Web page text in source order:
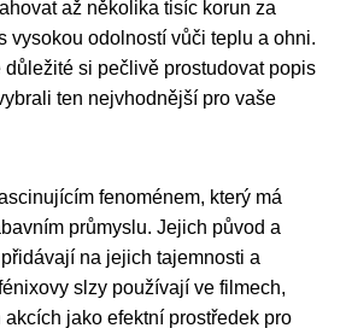
až několika tisíc korun za
vysokou odolností vůči teplu a ohni.
důležité si pečlivě prostudovat popis
ten nejvhodnější pro vaše
fenoménem, který má
průmyslu. Jejich původ a
na jejich tajemnosti a
slzy používají ve filmech,
jako efektní prostředek pro